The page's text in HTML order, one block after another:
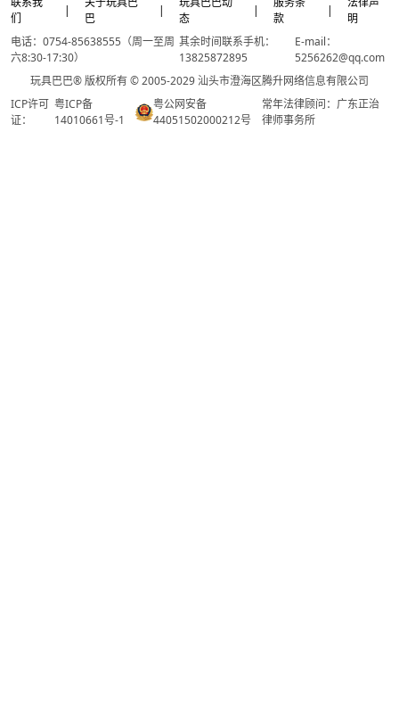
们
|
巴
|
态
|
款
|
明
电话：0754-85638555（周一至周
六8:30-17:30）
其余时间联系手机：
13825872895
E-mail：
5256262@qq.com
玩具巴巴® 版权所有 © 2005-2029 汕头市澄海区腾升网络信息有限公司
ICP许可
证：
粤ICP备
14010661号-1
粤公网安备
44051502000212号
常年法律顾问：广东正治
律师事务所